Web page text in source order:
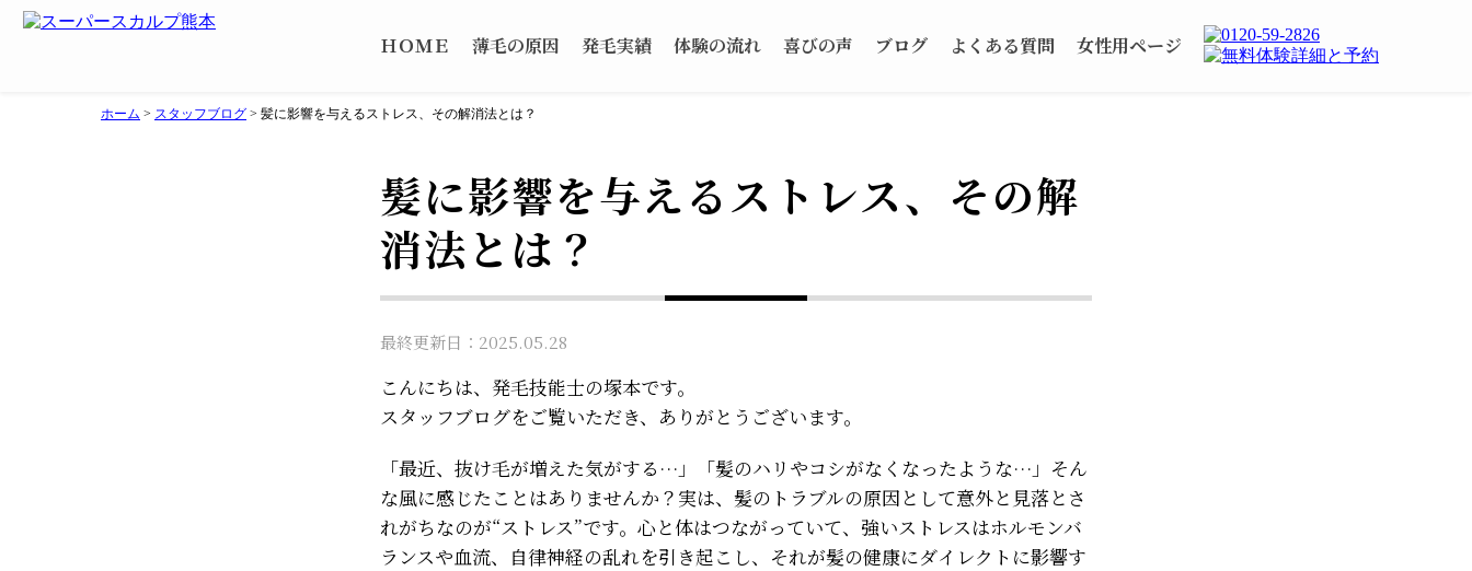
ＨＯＭＥ 薄毛の原因 発毛実績 体験の流れ 喜びの声 ブログ よくある質問 女性用ページ
ホーム > スタッフブログ > 髪に影響を与えるストレス、その解消法とは？
髪に影響を与えるストレス、その解
消法とは？
最終更新日：2025.05.28
こんにちは、発毛技能士の塚本です。
スタッフブログをご覧いただき、ありがとうございます。
「最近、抜け毛が増えた気がする…」「髪のハリやコシがなくなったような…」そん
な風に感じたことはありませんか？実は、髪のトラブルの原因として意外と見落とさ
れがちなのが“ストレス”です。心と体はつながっていて、強いストレスはホルモンバ
ランスや血流、自律神経の乱れを引き起こし、それが髪の健康にダイレクトに影響す